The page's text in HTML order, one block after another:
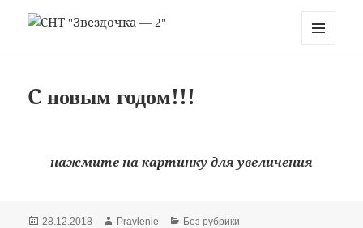
C новым годом!!!
нажмите на картинку для увеличения
Опубликовано
28.12.2018 Автор
Pravlenie Рубрики
Без рубрики